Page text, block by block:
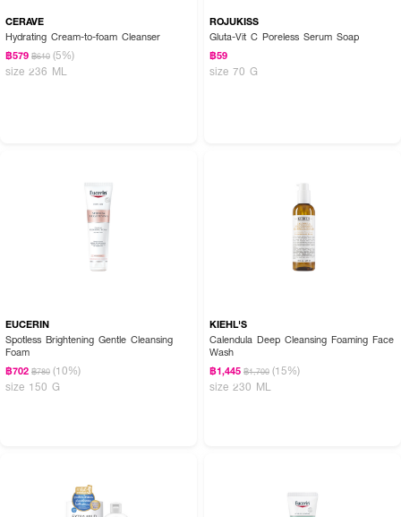
CERAVE
Hydrating Cream-to-foam Cleanser
฿579 ฿610 (5%)
size 236 ML
ROJUKISS
Gluta-Vit C Poreless Serum Soap
฿59
size 70 G
EUCERIN
Spotless Brightening Gentle Cleansing
Foam
฿702 ฿780 (10%)
size 150 G
KIEHL'S
Calendula Deep Cleansing Foaming Face
Wash
฿1,445 ฿1,700 (15%)
size 230 ML